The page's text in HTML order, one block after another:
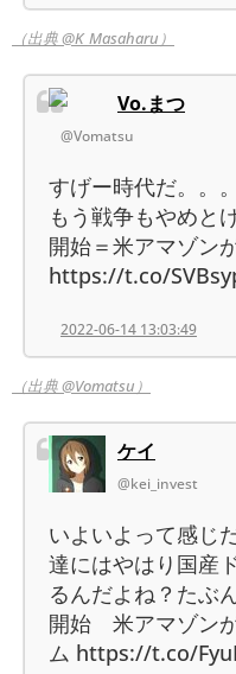
（出典 @K_Masaharu）
Vo.まつ
@Vomatsu
すげー時代だ。。
もう戦争もやめと
開始＝米アマゾン
https://t.co/
2022-06-14 13:03:49
（出典 @Vomatsu）
ケイ
@kei_invest
いよいよって感じ
達にはやはり国産
るんだよね？たぶ
開始 米アマゾン
ム https://t.co/